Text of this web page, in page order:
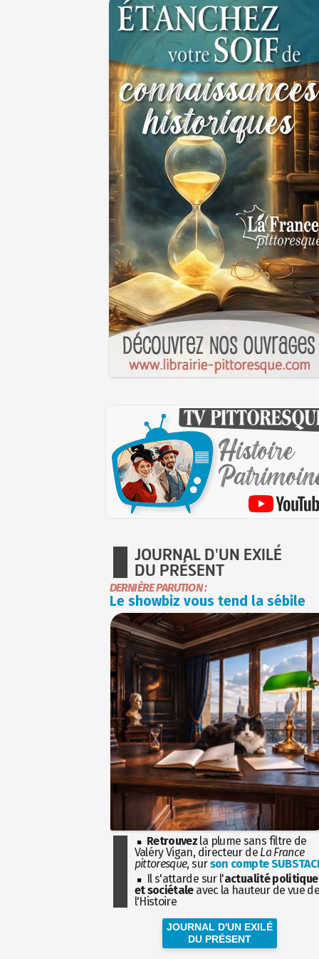
JOURNAL D'UN EXILÉ
DU PRÉSENT
DERNIÈRE PARUTION :
Le showbiz vous tend la sébile
Retrouvez la plume sans filtre de
Valéry Vigan, directeur de La France
pittoresque, surson compte
Il s'attarde sur l'actualité politique
et sociétaleavec la hauteur de vue
l'Histoire
JOURNAL D'UN EXILÉ
DU PRÉSENT